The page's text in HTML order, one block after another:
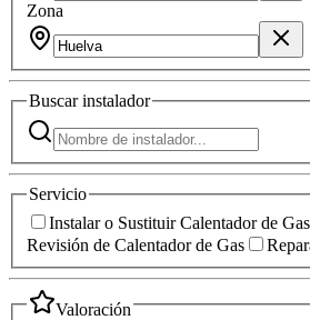
Zona
Buscarinstalador
Servicio
Instalar o Sustituir Calentador de Gas
Revisión de Calentador de Gas
Valoración